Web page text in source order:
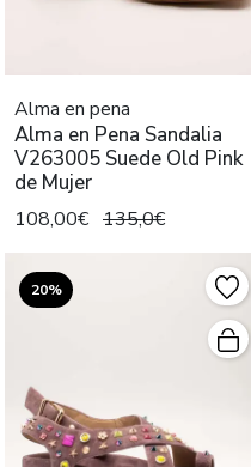
Alma en pena
Alma en Pena Sandalia
V263005 Suede Old Pink
de Mujer
108,00€ 135,0€
20%